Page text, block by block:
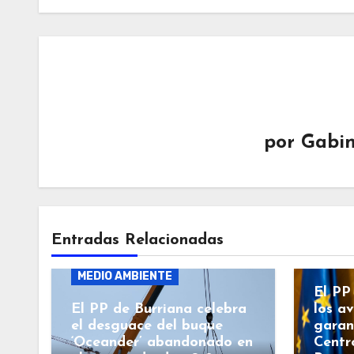
por
Entradas Relacionadas
BURRIANA
GENERALITAT
MEDIO AMBIENTE
El PP de Burriana celebra
el desguace del buque
‘Oceander’ abandonado en
El
los